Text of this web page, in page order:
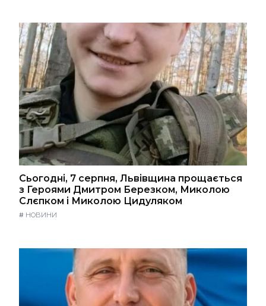
Сьогодні, 7 серпня, Львівщина прощається
з Героями Дмитром Березком, Миколою
Слєпком і Миколою Цидуляком
# НОВИНИ